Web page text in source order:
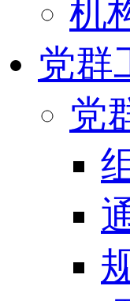
机
党群
党